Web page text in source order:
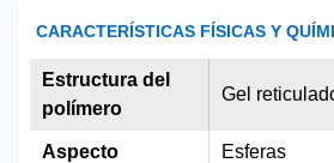
CARACTERÍSTICAS FÍSICAS Y
Gel
Esferas
Estructura del
polímero
Aspecto